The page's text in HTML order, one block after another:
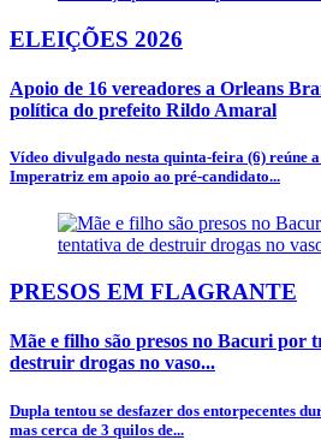
ELEIÇÕES 2026
Apoio de 16 vereadores a Orleans
política do prefeito Rildo Amaral
Vídeo divulgado nesta quinta-feira (6) reúne
Imperatriz em apoio ao pré-candidato...
PRESOS EM FLAGRANTE
Mãe e filho são presos no Bacuri por
destruir drogas no vaso...
Dupla tentou se desfazer dos entorpecentes
mas cerca de 3 quilos de...